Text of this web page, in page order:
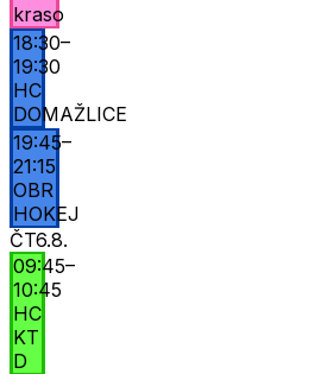
kraso
18:30–
19:30
HC
DOMAŽLICE
19:45–
21:15
OBR
HOKEJ
ČT6.8.
09:45–
10:45
HC
KT
D